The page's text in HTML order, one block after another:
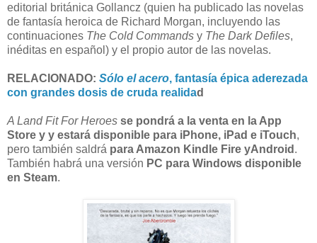
editorial británica Gollancz (quien ha publicado las novelas
de fantasía heroica de Richard Morgan, incluyendo las
continuaciones The Cold Commands y The Dark Defiles,
inéditas en español) y el propio autor de las novelas.
RELACIONADO: Sólo el acero, fantasía épica aderezada
con grandes dosis de cruda realidad
A Land Fit For Heroes se pondrá a la venta en la App
Store y y estará disponible para iPhone, iPad e iTouch,
pero también saldrá para Amazon Kindle Fire yAndroid .
También habrá una versión PC para Windows disponible
en Steam.